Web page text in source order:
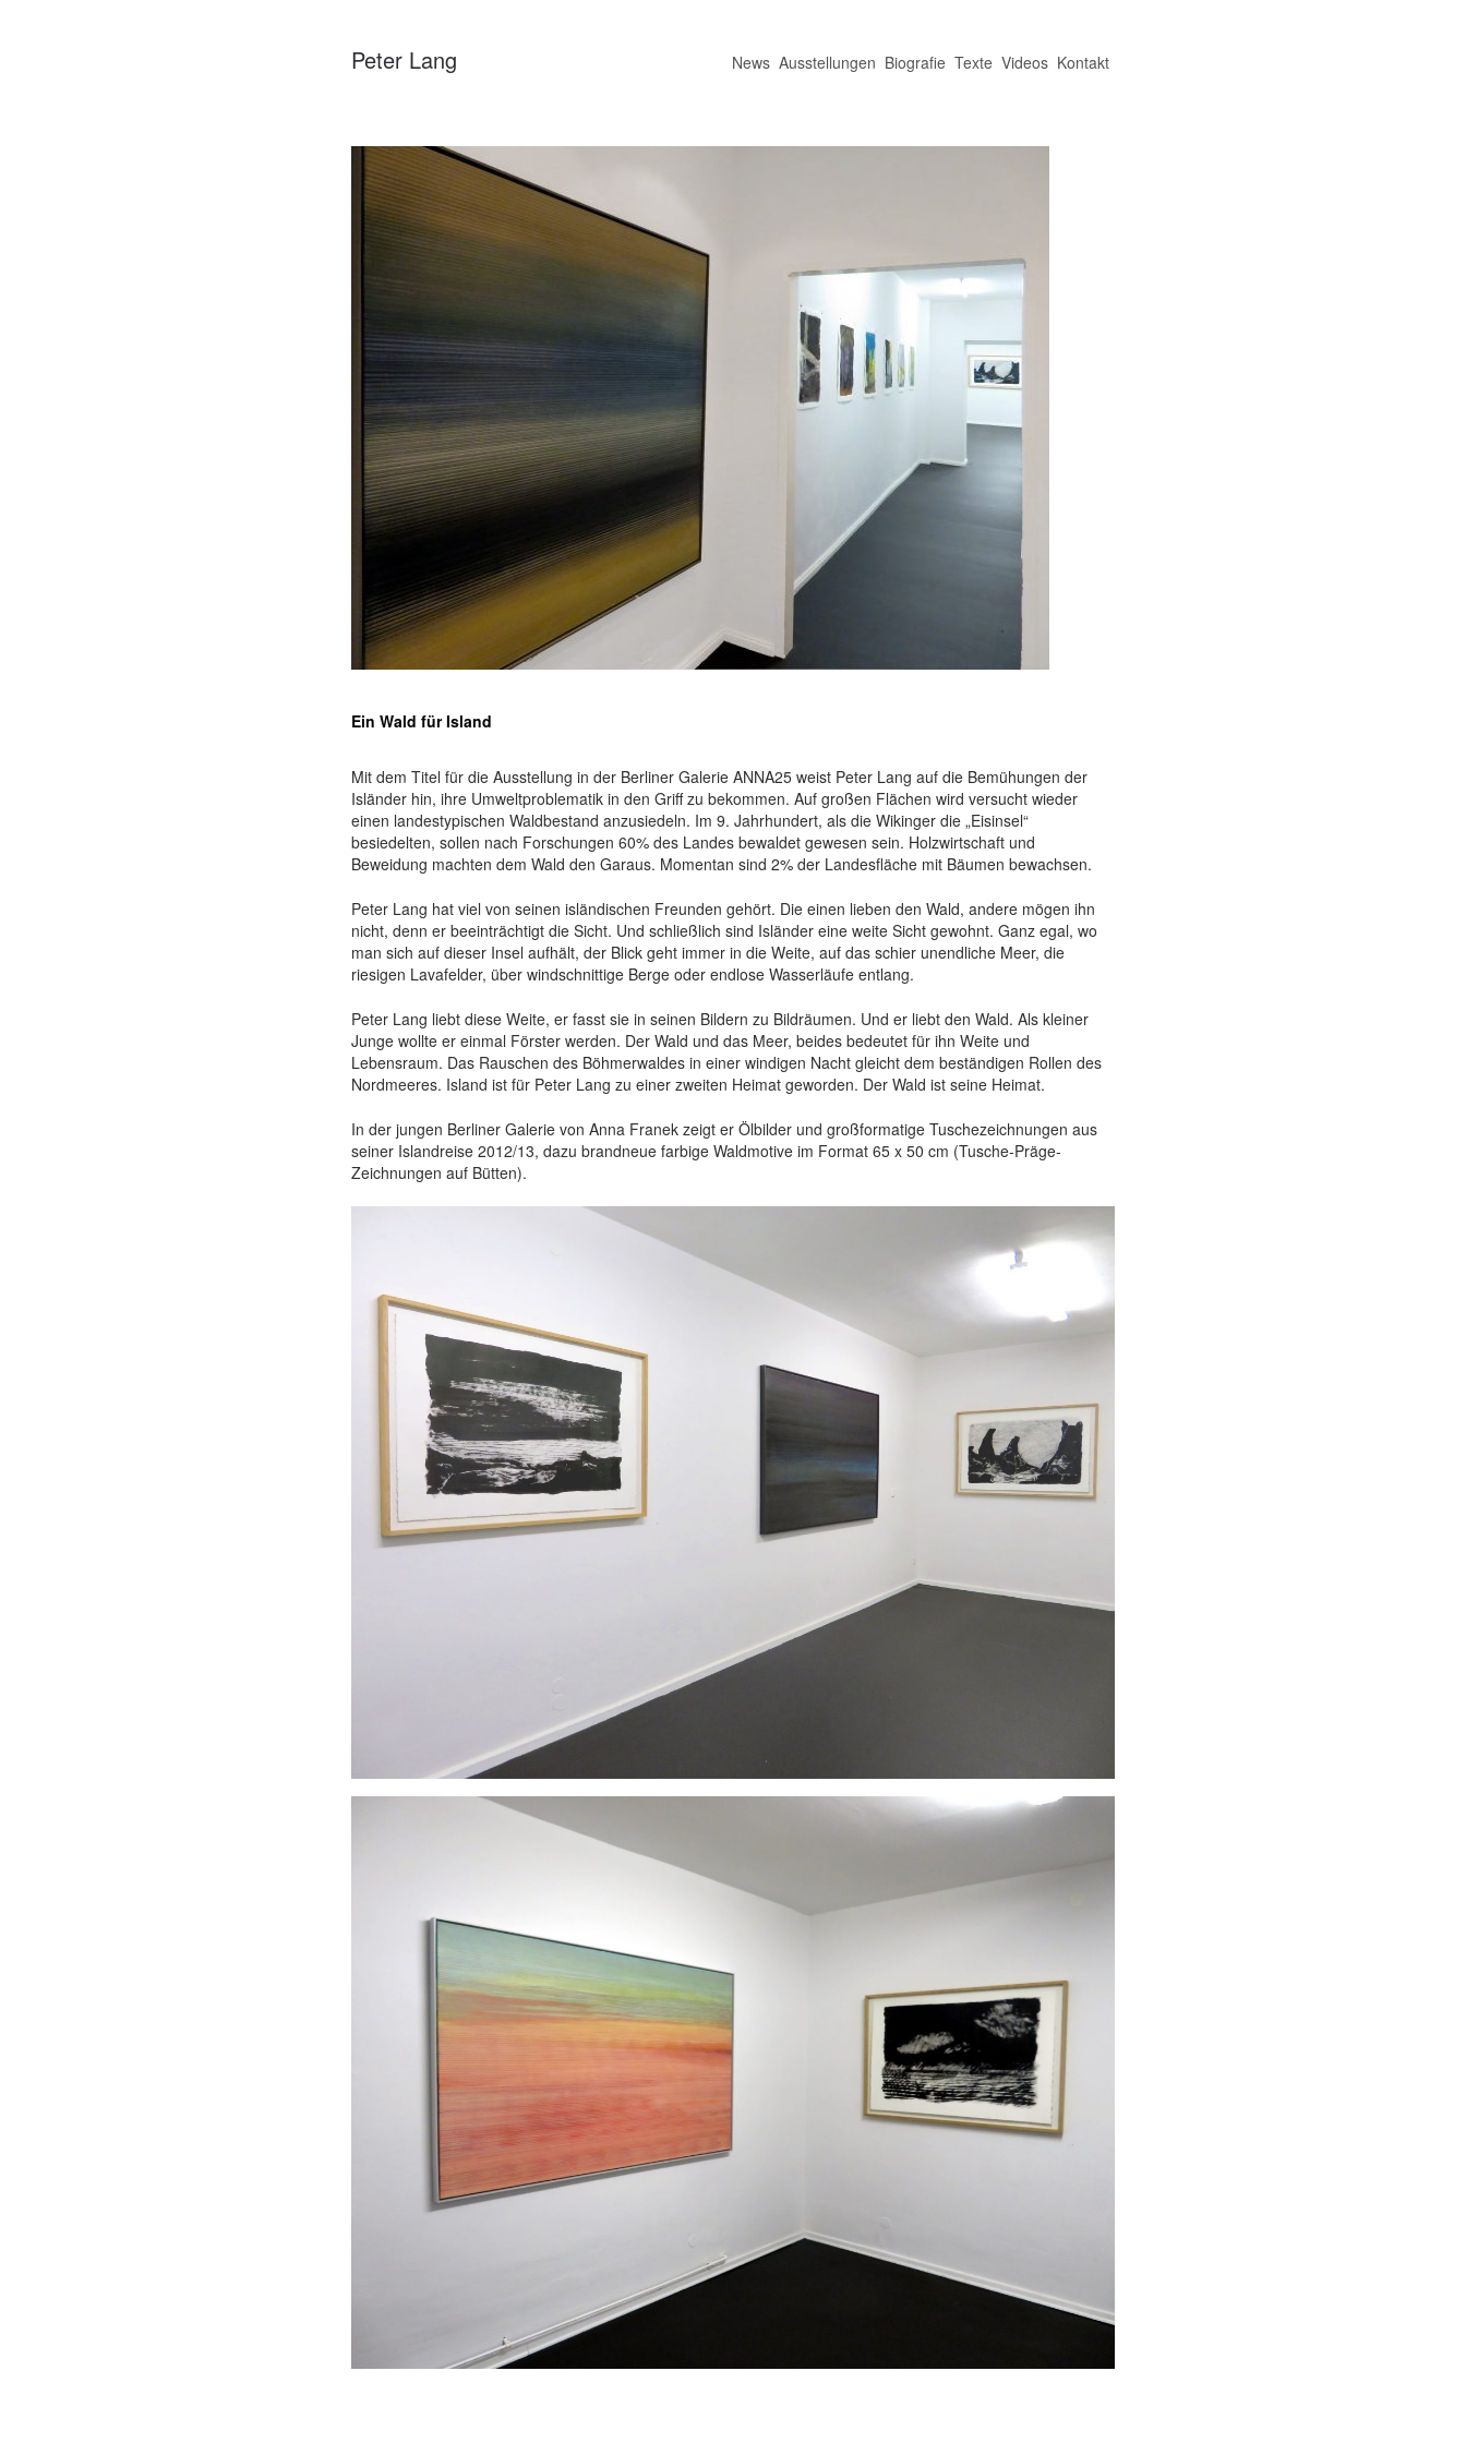
Peter Lang News Ausstellungen Biografie Texte Videos Kontakt
Ein Wald für Island
Mit dem Titel für die Ausstellung in der Berliner Galerie ANNA25 weist Peter Lang auf die Bemühungen der
Isländer hin, ihre Umweltproblematik in den Griff zu bekommen. Auf großen Flächen wird versucht wieder
einen landestypischen Waldbestand anzusiedeln. Im 9. Jahrhundert, als die Wikinger die „Eisinsel“
besiedelten, sollen nach Forschungen 60% des Landes bewaldet gewesen sein. Holzwirtschaft und
Beweidung machten dem Wald den Garaus. Momentan sind 2% der Landesfläche mit Bäumen bewachsen.
Peter Lang hat viel von seinen isländischen Freunden gehört. Die einen lieben den Wald, andere mögen ihn
nicht, denn er beeinträchtigt die Sicht. Und schließlich sind Isländer eine weite Sicht gewohnt. Ganz egal, wo
man sich auf dieser Insel aufhält, der Blick geht immer in die Weite, auf das schier unendliche Meer, die
riesigen Lavafelder, über windschnittige Berge oder endlose Wasserläufe entlang.
Peter Lang liebt diese Weite, er fasst sie in seinen Bildern zu Bildräumen. Und er liebt den Wald. Als kleiner
Junge wollte er einmal Förster werden. Der Wald und das Meer, beides bedeutet für ihn Weite und
Lebensraum. Das Rauschen des Böhmerwaldes in einer windigen Nacht gleicht dem beständigen Rollen des
Nordmeeres. Island ist für Peter Lang zu einer zweiten Heimat geworden. Der Wald ist seine Heimat.
In der jungen Berliner Galerie von Anna Franek zeigt er Ölbilder und großformatige Tuschezeichnungen aus
seiner Islandreise 2012/13, dazu brandneue farbige Waldmotive im Format 65 x 50 cm (Tusche-Präge-
Zeichnungen auf Bütten).